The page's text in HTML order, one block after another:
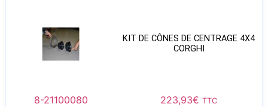
KIT DE CÔNES DE CENTRAGE 4X4
CORGHI
8-21100080 223,93€ TTC